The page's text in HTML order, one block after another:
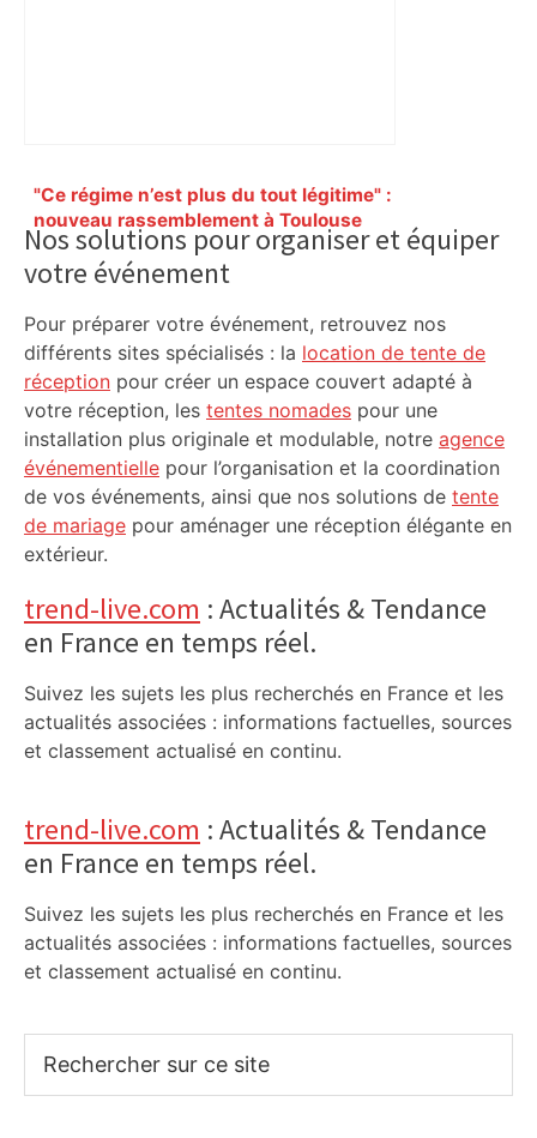
"Ce régime n’est plus du tout légitime" :
nouveau rassemblement à Toulouse
pour soutenir la lutte du peuple iranien
– ladepeche.fr
Primary
Sidebar
Nos solutions pour organiser et équiper
votre événement
Pour préparer votre événement, retrouvez nos
différents sites spécialisés : la location de tente de
réception pour créer un espace couvert adapté à
votre réception, les tentes nomades pour une
installation plus originale et modulable, notre agence
événementielle pour l’organisation et la coordination
de vos événements, ainsi que nos solutions de tente
de mariage pour aménager une réception élégante en
extérieur.
trend-live.com : Actualités & Tendance
en France en temps réel.
Suivez les sujets les plus recherchés en France et les
actualités associées : informations factuelles, sources
et classement actualisé en continu.
trend-live.com : Actualités & Tendance
en France en temps réel.
Suivez les sujets les plus recherchés en France et les
actualités associées : informations factuelles, sources
et classement actualisé en continu.
sur